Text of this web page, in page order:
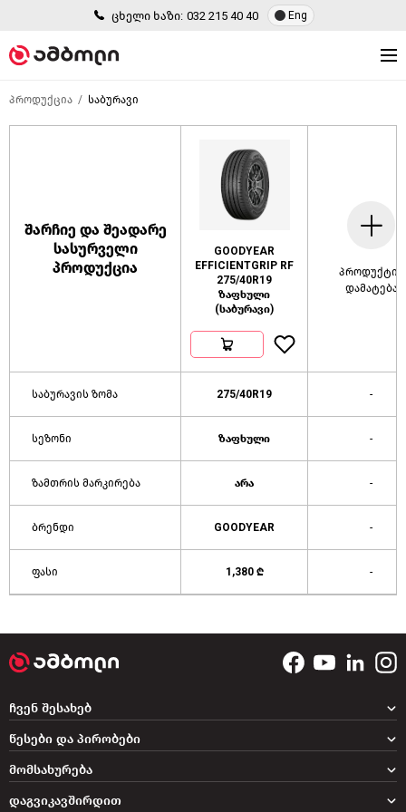
ცხელი ხაზი: 032 215 40 40 Eng
პროდუქცია საბურავი
შარჩიე და შეადარე
სასურველი
პროდუქცია
GOODYEAR
EFFICIENTGRIP RF
275/40R19
ზაფხული
(საბურავი)
პროდუქტის
დამატება
საბურავის ზომა 275/40R19 -
სეზონი ზაფხული -
ზამთრის მარკირება არა -
ბრენდი GOODYEAR -
ფასი 1,380 ₾ -
დაგვიკავშირდით
ჩვენ შესახებ
წესები და პირობები
მომსახურება